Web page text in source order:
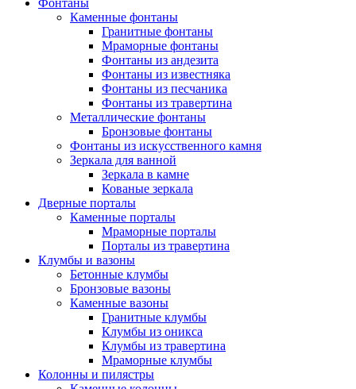
Фонтаны
Каменные фонтаны
Гранитные фонтаны
Мраморные фонтаны
Фонтаны из андезита
Фонтаны из известняка
Фонтаны из песчаника
Фонтаны из травертина
Металлические фонтаны
Бронзовые фонтаны
Фонтаны из искусственного камня
Зеркала для ванной
Зеркала в камне
Кованые зеркала
Дверные порталы
Каменные порталы
Мраморные порталы
Порталы из травертина
Клумбы и вазоны
Бетонные клумбы
Бронзовые вазоны
Каменные вазоны
Гранитные клумбы
Клумбы из оникса
Клумбы из травертина
Мраморные клумбы
Колонны и пилястры